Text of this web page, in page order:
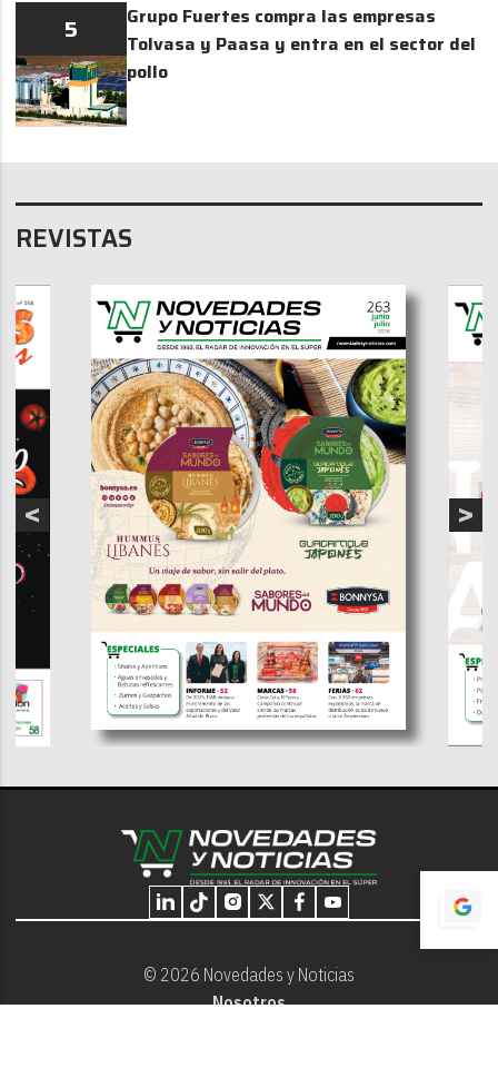
5
Grupo Fuertes compra las empresas
Tolvasa y Paasa y entra en el sector del
pollo
REVISTAS
© 2026 Novedades y Noticias
Nosotros